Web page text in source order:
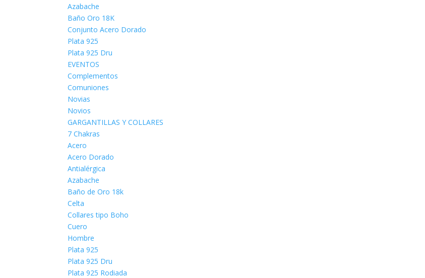
Azabache
Baño Oro 18K
Conjunto Acero Dorado
Plata 925
Plata 925 Dru
EVENTOS
Complementos
Comuniones
Novias
Novios
GARGANTILLAS Y COLLARES
7 Chakras
Acero
Acero Dorado
Antialérgica
Azabache
Baño de Oro 18k
Celta
Collares tipo Boho
Cuero
Hombre
Plata 925
Plata 925 Dru
Plata 925 Rodiada